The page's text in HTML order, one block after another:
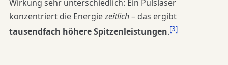
Wirkung sehr unterschiedlich: Ein Pulslaser
konzentriert die Energiezeitlich– das ergibt
tausendfach höhere Spitzenleistungen.[3]